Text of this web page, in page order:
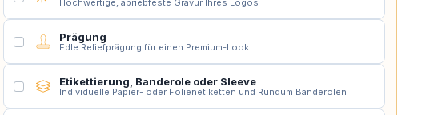
Prägung
Edle Reliefprägung für einen Premium-Look
Etikettierung, Banderole oder Sleeve
Individuelle Papier- oder Folienetiketten und Rundum Banderolen